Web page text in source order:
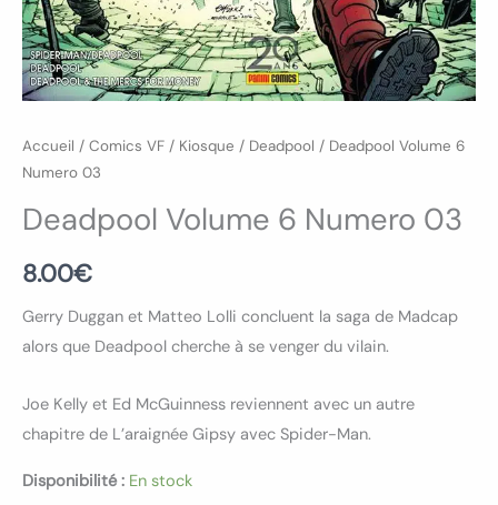
Accueil / Comics VF / Kiosque / Deadpool / Deadpool Volume 6
Numero 03
Deadpool Volume 6 Numero 03
8.00€
Gerry Duggan et Matteo Lolli concluent la saga de Madcap
alors que Deadpool cherche à se venger du vilain.
Joe Kelly et Ed McGuinness reviennent avec un autre
chapitre de L’araignée Gipsy avec Spider-Man.
Disponibilité : En stock